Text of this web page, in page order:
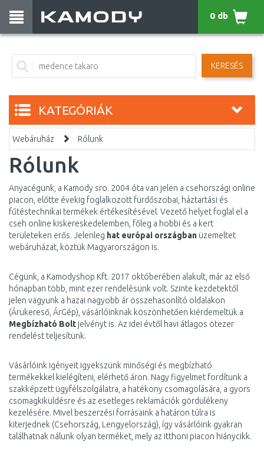
KERESÉS
0 db
KATEGÓRIÁK
Webáruház Rólunk
Rólunk
Anyacégünk, a Kamody sro. 2004 óta van jelen a csehországi online
piacon, előtte évekig foglalkozott fürdőszobai, háztartási és
fűtéstechnikai termékek értékesítésével. Vezető helyet foglal el a
cseh online kiskereskedelemben, főleg a hobbi és a kert
területeken erős. Jelenleg hat európai országban üzemeltet
webáruházat, köztük Magyarországon is.
Cégünk, a Kamodyshop Kft. 2017 októberében alakult, már az első
hónapban több, mint ezer rendelésünk volt. Szinte kezdetektől
jelen vagyunk a hazai nagyobb ár összehasonlító oldalakon
(Árukereső, ÁrGép), vásárlóinknak köszönhetően kiérdemeltük a
Megbízható Bolt jelvényt is. Az idei évtől havi átlagos ötezer
rendelést teljesítünk.
Vásárlóink igényeit igyekszünk minőségi és megbízható
termékekkel kielégíteni, elérhető áron. Nagy figyelmet fordítunk a
szakképzett ügyfélszolgálatra, a hatékony csomagolására, a gyors
csomagkiküldésre és az esetleges reklamációk gördülékeny
kezelésére. Mivel beszerzési forrásaink a határon túlra is
kiterjednek (Csehország, Lengyelország), így vásárlóink gyakran
találhatnak nálunk olyan terméket, mely az itthoni piacon hiánycikk.